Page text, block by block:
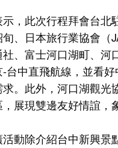
，此次行程拜會台
、日本旅行業協會（
、富士河口湖町、河
台中直飛航線，並看
。此外，河口湖觀
展現雙邊友好情誼，
動除介紹台中新興